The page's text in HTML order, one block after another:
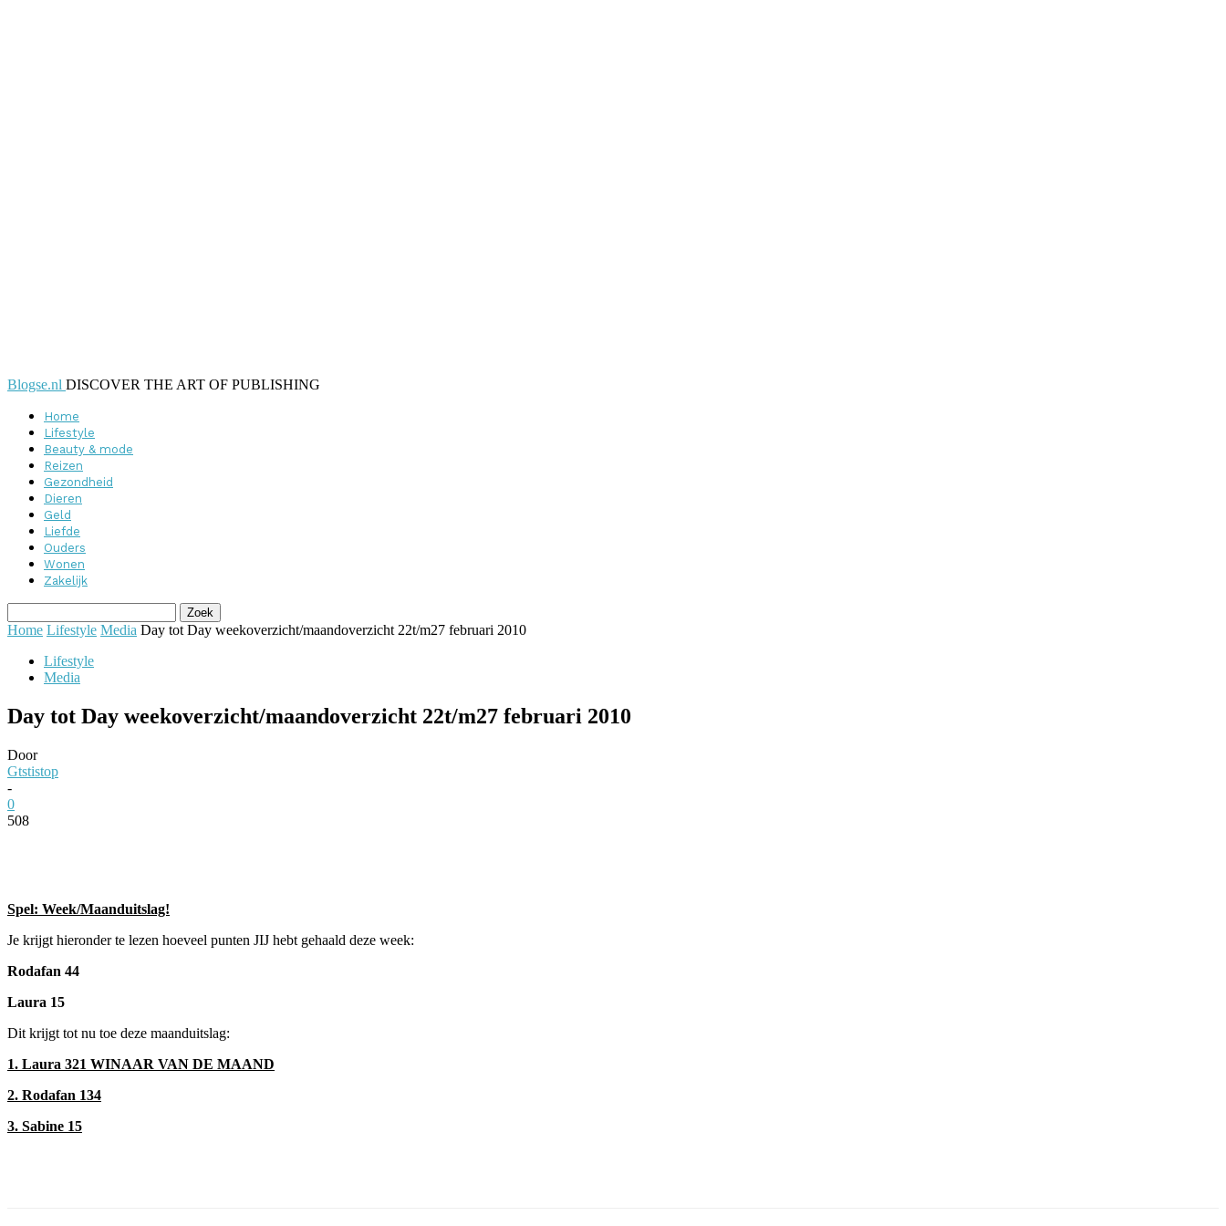
Blogse.nl DISCOVER THE ART OF PUBLISHING
Home
Lifestyle
Beauty & mode
Reizen
Gezondheid
Dieren
Geld
Liefde
Ouders
Wonen
Zakelijk
Home Lifestyle Media Day tot Day weekoverzicht/maandoverzicht 22t/m27 februari 2010
Lifestyle
Media
Day tot Day weekoverzicht/maandoverzicht 22t/m27 februari 2010
Door
Gtstistop
-
0
508
Spel: Week/Maanduitslag!
Je krijgt hieronder te lezen hoeveel punten JIJ hebt gehaald deze week:
Rodafan 44
Laura 15
Dit krijgt tot nu toe deze maanduitslag:
1. Laura 321 WINAAR VAN DE MAAND
2. Rodafan 134
3. Sabine 15